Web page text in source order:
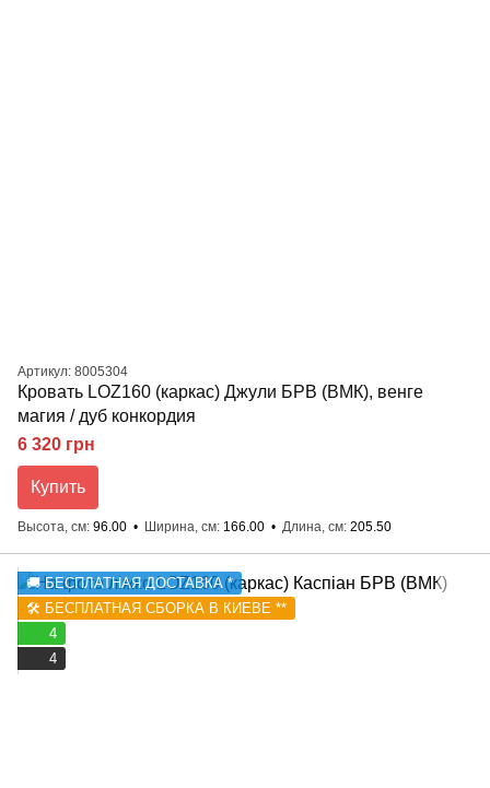
Артикул: 8005304
Кровать LOZ160 (каркас) Джули БРВ (ВМК), венге
магия / дуб конкордия
6 320 грн
Купить
Высота, см 96.00 Ширина, см 166.00 Длина, см 205.50
🚚 БЕСПЛАТНАЯ ДОСТАВКА *
🛠️ БЕСПЛАТНАЯ СБОРКА В КИЕВЕ **
4
4